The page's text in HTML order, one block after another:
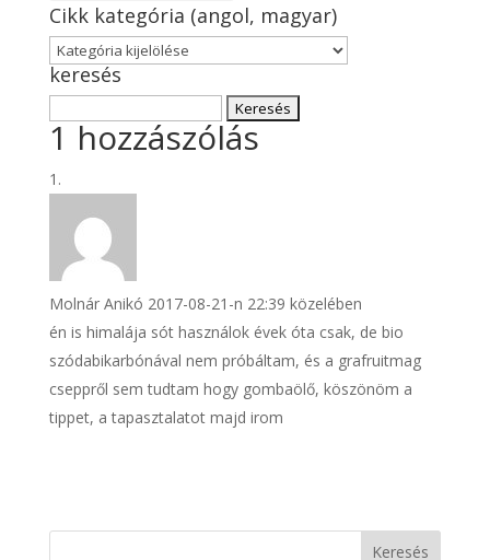
Cikk kategória (angol, magyar)
Cikk
kategória
(angol,
magyar)
keresés
1 hozzászólás
Molnár Anikó 2017-08-21-n 22:39 közelében
én is himalája sót használok évek óta csak, de bio
szódabikarbónával nem próbáltam, és a grafruitmag
cseppről sem tudtam hogy gombaölő, köszönöm a
tippet, a tapasztalatot majd irom